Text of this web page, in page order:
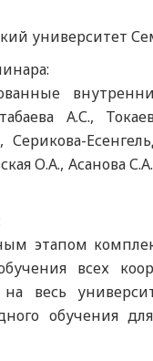
университет
А.С.,
О.А., Асанова
этапом
всех
весь
обучения